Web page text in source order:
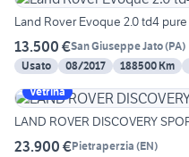
Land Rover Evoque 2.0 td4 pure
13.500 €San Giuseppe Jato(PA)
Usato
08/2017 188500 Km
Vetrina
LAND ROVER DISCOVERY
23.900 €Pietraperzia (EN)